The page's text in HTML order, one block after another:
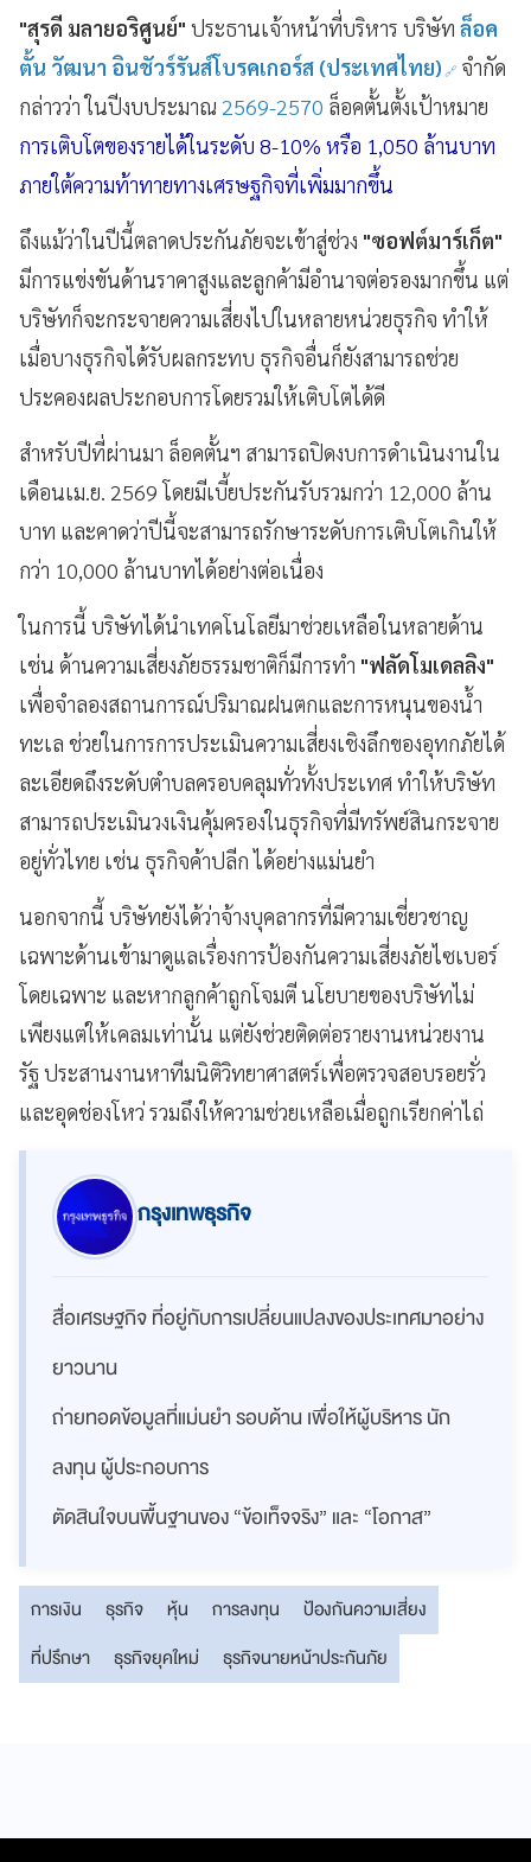
"สุรดี มลายอริศูนย์" ประธานเจ้าหน้าที่บริหาร บริษัท ล็อค
ตั้น วัฒนา อินชัวร์รันส์โบรคเกอร์ส (ประเทศไทย)
จำกัด
กล่าวว่า ในปีงบประมาณ 2569-2570 ล็อคตั้นตั้งเป้าหมาย
การเติบโตของรายได้ในระดับ 8-10% หรือ 1,050 ล้านบาท
ภายใต้ความท้าทายทางเศรษฐกิจที่เพิ่มมากขึ้น
ถึงแม้ว่าในปีนี้ตลาดประกันภัยจะเข้าสู่ช่วง "ซอฟต์มาร์เก็ต"
มีการแข่งขันด้านราคาสูงและลูกค้ามีอำนาจต่อรองมากขึ้น แต่
บริษัทก็จะกระจายความเสี่ยงไปในหลายหน่วยธุรกิจ ทำให้
เมื่อบางธุรกิจได้รับผลกระทบ ธุรกิจอื่นก็ยังสามารถช่วย
ประคองผลประกอบการโดยรวมให้เติบโตได้ดี
สำหรับปีที่ผ่านมา ล็อคตั้นฯ สามารถปิดงบการดำเนินงานใน
เดือนเม.ย. 2569 โดยมีเบี้ยประกันรับรวมกว่า 12,000 ล้าน
บาท และคาดว่าปีนี้จะสามารถรักษาระดับการเติบโตเกินให้
กว่า 10,000 ล้านบาทได้อย่างต่อเนื่อง
ในการนี้ บริษัทได้นำเทคโนโลยีมาช่วยเหลือในหลายด้าน
เช่น ด้านความเสี่ยงภัยธรรมชาติก็มีการทำ "ฟลัดโมเดลลิง"
เพื่อจำลองสถานการณ์ปริมาณฝนตกและการหนุนของน้ำ
ทะเล ช่วยในการการประเมินความเสี่ยงเชิงลึกของอุทกภัยได้
ละเอียดถึงระดับตำบลครอบคลุมทั่วทั้งประเทศ ทำให้บริษัท
สามารถประเมินวงเงินคุ้มครองในธุรกิจที่มีทรัพย์สินกระจาย
อยู่ทั่วไทย เช่น ธุรกิจค้าปลีก ได้อย่างแม่นยำ
นอกจากนี้ บริษัทยังได้ว่าจ้างบุคลากรที่มีความเชี่ยวชาญ
เฉพาะด้านเข้ามาดูแลเรื่องการป้องกันความเสี่ยงภัยไซเบอร์
โดยเฉพาะ และหากลูกค้าถูกโจมตี นโยบายของบริษัทไม่
เพียงแต่ให้เคลมเท่านั้น แต่ยังช่วยติดต่อรายงานหน่วยงาน
รัฐ ประสานงานหาทีมนิติวิทยาศาสตร์เพื่อตรวจสอบรอยรั่ว
และอุดช่องโหว่ รวมถึงให้ความช่วยเหลือเมื่อถูกเรียกค่าไถ่
กรุงเทพธุรกิจ
สื่อเศรษฐกิจ ที่อยู่กับการเปลี่ยนแปลงของประเทศมาอย่าง
ยาวนาน
ถ่ายทอดข้อมูลที่แม่นยำ รอบด้าน เพื่อให้ผู้บริหาร นัก
ลงทุน ผู้ประกอบการ
ตัดสินใจบนพื้นฐานของ “ข้อเท็จจริง” และ “โอกาส”
การเงิน ธุรกิจ หุ้น การลงทุน
ป้องกันความเสี่ยง
ที่ปรึกษา
ธุรกิจยุคใหม่ ธุรกิจนายหน้าประกันภัย